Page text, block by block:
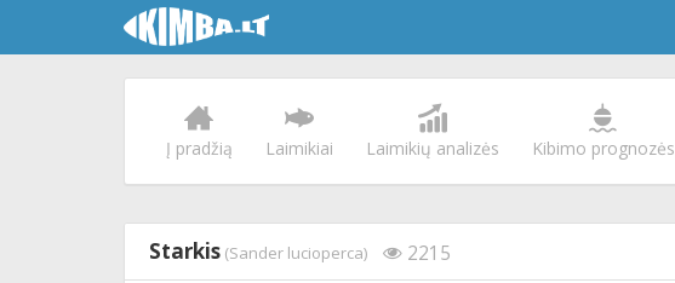
Į pradžią Laimikiai Laimikių analizės Kibimo prognozės
Starkis (Sander lucioperca) 2215